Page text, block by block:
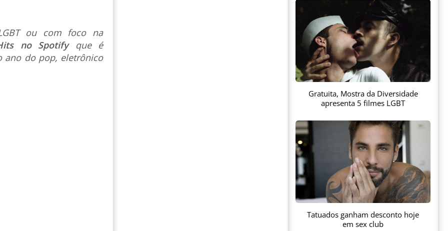
ou com foco na
no Spotify que é
ano do pop, eletrônico
Gratuita, Mostra da Diversidade
apresenta 5 filmes LGBT
Tatuados ganham desconto hoje
em sex club